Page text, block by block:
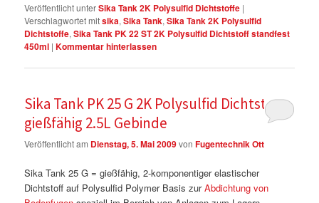
Veröffentlicht unterSika Tank 2K Polysulfid Dichtstoffe |
Verschlagwortet mitsika,Sika Tank,Sika Tank 2K Polysulfid
Dichtstoffe,Sika Tank PK 22 ST 2K Polysulfid Dichtstoff standfest
450ml |Kommentar hinterlassen
Sika Tank PK 25 G 2K Polysulfid Dichtstoff
gießfähig 2.5L Gebinde
Veröffentlicht am Dienstag, 5. Mai 2009vonFugentechnik Ott
Sika Tank 25 G = gießfähig, 2-komponentiger elastischer
Dichtstoff auf Polysulfid Polymer Basis zurAbdichtung von